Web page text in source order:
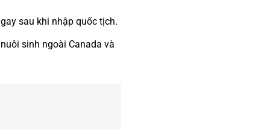
sau khi nhập quốc tịch.
sinh ngoài Canada và